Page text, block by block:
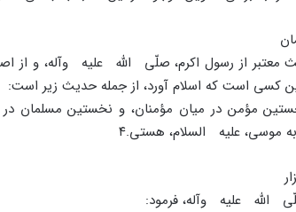
از رسول اکرم، صلّى اللَّه علیه وآله، و از
کسى است که اسلام آورد، از جمله حدیث زیر است:
مؤمن در میان مؤمنان، و نخستین مسلمان
موسى، علیه السلام، هستى.۴
اللَّه علیه وآله، فرمود: